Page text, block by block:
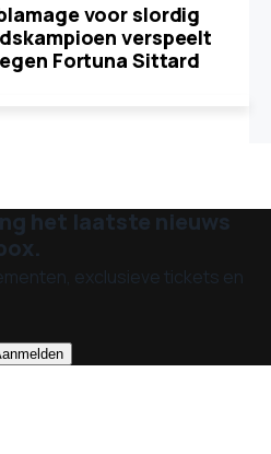
voor slordig
verspeelt
Fortuna Sittard
het laatste nieuws
exclusieve tickets en